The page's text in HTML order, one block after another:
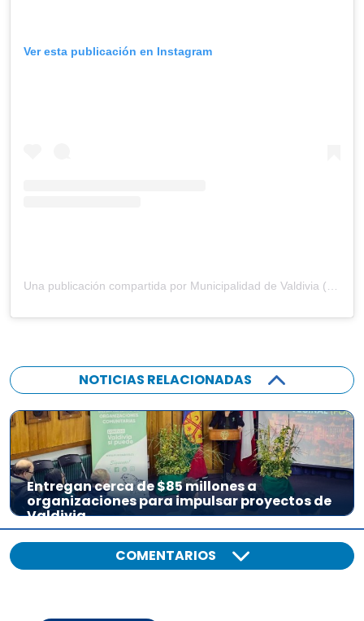
Ver esta publicación en Instagram
NOTICIAS RELACIONADAS
Entregan cerca de $85 millones a
organizaciones para impulsar proyectos de
Valdivia
COMENTARIOS